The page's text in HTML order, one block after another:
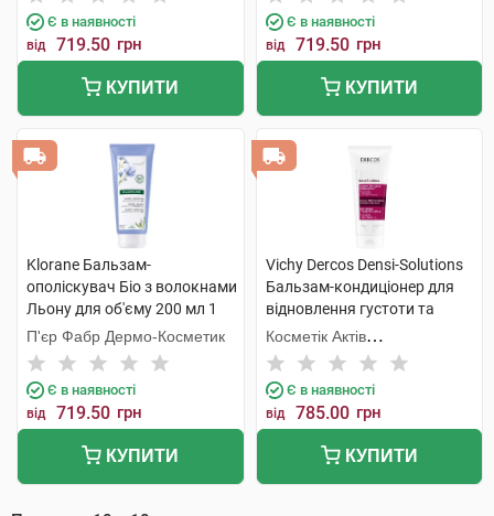
Є в наявності
від 719.50 грн
КУПИТИ
Є в наявності
від 719.50 грн
КУПИТИ
Klorane Бальзам-
ополіскувач Біо з волокнами
Льону для об'єму 200 мл 1
туба
П'єр Фабр Дермо-Косметик
Є в наявності
від 719.50 грн
КУПИТИ
Vichy Dercos Densi-Solutions
Бальзам-кондиціонер для
відновлення густоти та
об'єму тонкого ослабленого
волосся 200 мл 1 флакон
Косметік Актів
Інтернаціональ
Є в наявності
від 785.00 грн
КУПИТИ